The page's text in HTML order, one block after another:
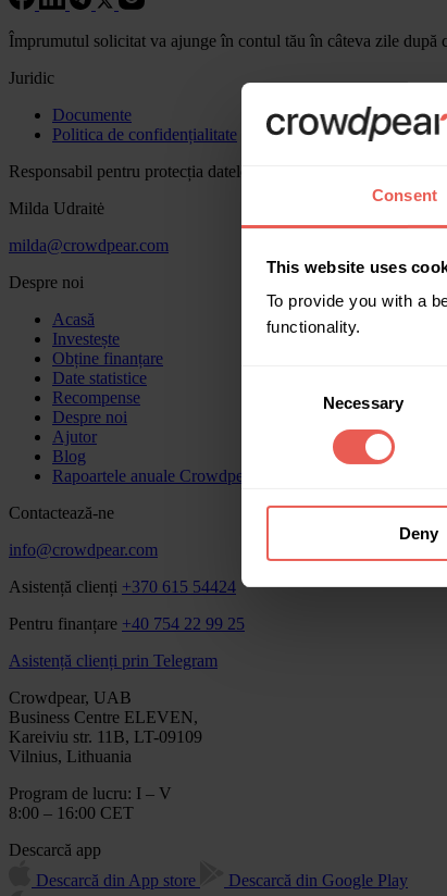
Consent
This website uses
To provide you with a
functionality.
Necessary
Deny
Împrumutul solicitat va ajunge în contul tău în câteva zile după
Juridic
Documente
Politica de confidențialitate
Responsabil pentru protecția datelor
Milda Udraitė
milda@crowdpear.com
Despre noi
Acasă
Investește
Obține finanțare
Date statistice
Recompense
Despre noi
Ajutor
Blog
Rapoartele anuale Crowdpear
Contactează-ne
info@crowdpear.com
Asistență clienți +370 615 54424
Pentru finanțare +40 754 22 99 25
Asistență clienți prin Telegram
Crowdpear, UAB
Business Centre ELEVEN,
Kareiviu str. 11B, LT-09109
Vilnius, Lithuania
Program de lucru: I – V
8:00 – 16:00 CET
Descarcă app
Descarcă din App store
Descarcă din Google Play